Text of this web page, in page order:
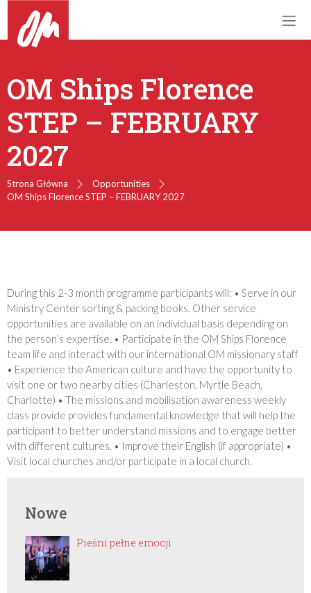
OM Ships Florence
STEP – FEBRUARY
2027
Strona Główna
Opportunities
OM Ships Florence STEP – FEBRUARY 2027
During this 2-3 month programme participants will: • Serve in our
Ministry Center sorting & packing books. Other service
opportunities are available on an individual basis depending on
the person’s expertise. • Participate in the OM Ships Florence
team life and interact with our international OM missionary staff
• Experience the American culture and have the opportunity to
visit one or two nearby cities (Charleston, Myrtle Beach,
Charlotte) • The missions and mobilisation awareness weekly
class provide provides fundamental knowledge that will help the
participant to better understand missions and to engage better
with different cultures. • Improve their English (if appropriate) •
Visit local churches and/or participate in a local church.
Nowe
Pieśni pełne emocji